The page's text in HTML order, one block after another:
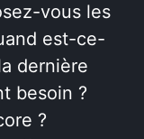
vous les
est-ce-
dernière
besoin ?
?